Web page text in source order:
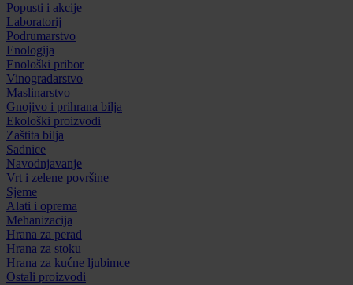
Popusti i akcije
Laboratorij
Podrumarstvo
Enologija
Enološki pribor
Vinogradarstvo
Maslinarstvo
Gnojivo i prihrana bilja
Ekološki proizvodi
Zaštita bilja
Sadnice
Navodnjavanje
Vrt i zelene površine
Sjeme
Alati i oprema
Mehanizacija
Hrana za perad
Hrana za stoku
Hrana za kućne ljubimce
Ostali proizvodi